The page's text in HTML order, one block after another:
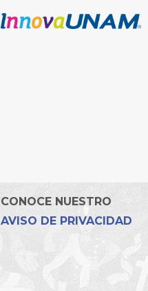
CONOCE NUESTRO
AVISO DE PRIVACIDAD